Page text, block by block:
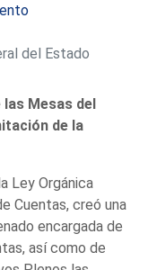
del Estado
las Mesas del
de la
Ley Orgánica
Cuentas, creó una
encargada de
así como de